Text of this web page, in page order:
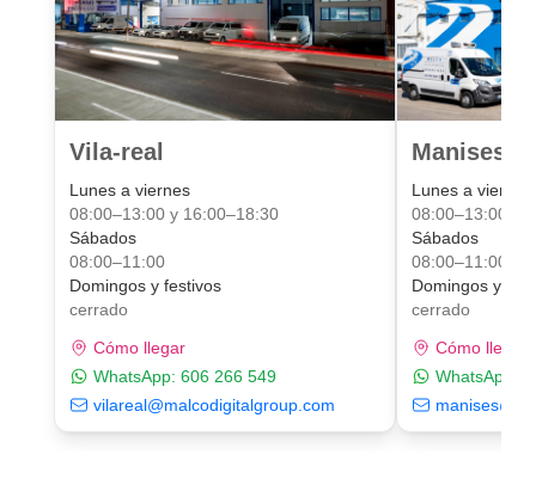
Vila-real
Lunes a viernes
08:00–13:00 y 16:00–18:30
Sábados
08:00–11:00
Domingos y festivos
cerrado
Cómo llegar
WhatsApp: 606 266 549
vilareal@malcodigitalgroup.com
Manises
Lunes a viernes
08:00–13:00 y
Sábados
08:00–11:00
Domingos y
cerrado
Cómo llegar
WhatsApp: